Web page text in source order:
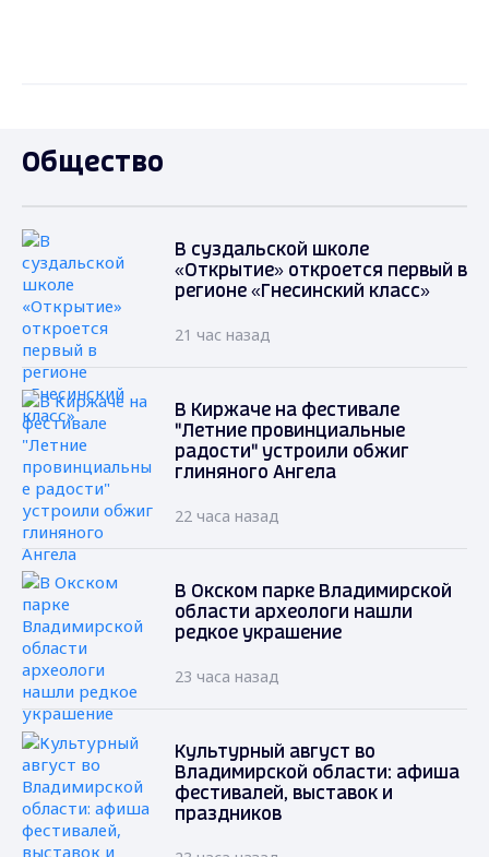
Общество
В суздальской школе
«Открытие» откроется первый в
регионе «Гнесинский класс»
21 час назад
В Киржаче на фестивале
"Летние провинциальные
радости" устроили обжиг
глиняного Ангела
22 часа назад
В Окском парке Владимирской
области археологи нашли
редкое украшение
23 часа назад
Культурный август во
Владимирской области: афиша
фестивалей, выставок и
праздников